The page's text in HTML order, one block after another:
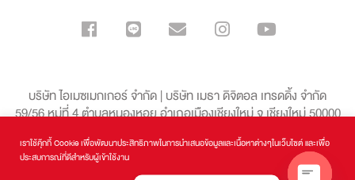
บริษัท ไอเมซเมกเกอร์ จำกัด | บริษัท เมธา ดิจิตอล เทรดดิ้ง จำกัด
59/56 หมู่ที่ 4 ตำบลหนองหอย อำเภอเมืองเชียงใหม่ จ.เชียงใหม่ 50000
099-136-8998
เราใช้คุ๊กกี้ Cookie เพื่อพัฒนาประสิทธิภาพในการนำเสนอข้อมูลและเนื้อหาต่างๆในเว็บไซต์ และเพื่อ
ประสบการณ์ที่ดีสำหรับผู้เข้าใช้งาน